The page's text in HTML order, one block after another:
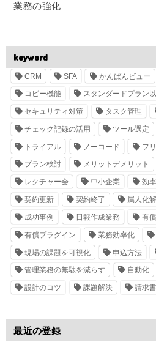
業務の強化
keyword
CRM SFA かんばんビュー
コピー機能 スタンダードプラン
セキュリティ対策 タスク管理
チェック記録の活用 ツール選定
トライアル ノーコード フ
プラン検討 メリットデメリット
レクチャー会 中小企業 効
契約更新 契約終了 属人化
成功事例 日報作成業務 有
有償プラグイン 業務効率化
現場の課題を可視化 申込方法
管理業務の無駄を減らす 自動化
設計のコツ 課題解決 請求
最近の登録